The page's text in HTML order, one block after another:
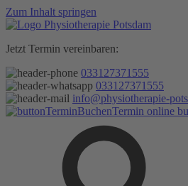
Zum Inhalt springen
Jetzt Termin vereinbaren:
033127371555
033127371555
info@physiotherapie-
Termin online